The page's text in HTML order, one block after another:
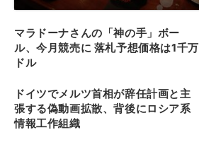
マラドーナさんの「神の手」ボー
ル、今月競売に 落札予想価格は1千万
ドル
ドイツでメルツ首相が辞任計画と主
張する偽動画拡散、背後にロシア系
情報工作組織